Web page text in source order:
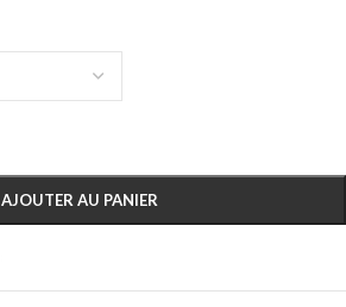
AJOUTER AU PANIER